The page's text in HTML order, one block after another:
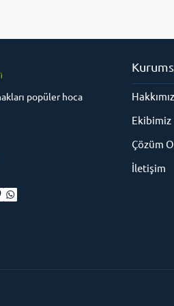
popüler hoca
Ekibimiz
Çözüm
İletişim